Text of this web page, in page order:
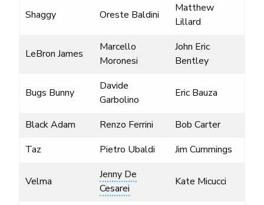
Shaggy Oreste Baldini
Matthew
Lillard
LeBron James
Marcello
Moronesi
John Eric
Bentley
Bugs Bunny
Davide
Garbolino
Eric Bauza
Black Adam Renzo Ferrini
Bob Carter
Taz
Pietro Ubaldi Jim Cummings
Velma
Jenny De
Cesarei
Kate Micucci